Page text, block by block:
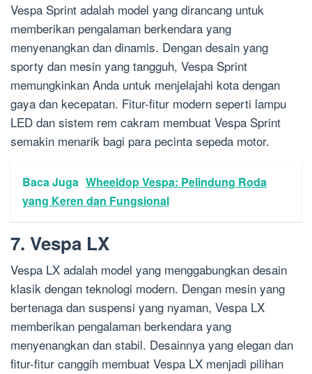
Vespa Sprint adalah model yang dirancang untuk
memberikan pengalaman berkendara yang
menyenangkan dan dinamis. Dengan desain yang
sporty dan mesin yang tangguh, Vespa Sprint
memungkinkan Anda untuk menjelajahi kota dengan
gaya dan kecepatan. Fitur-fitur modern seperti lampu
LED dan sistem rem cakram membuat Vespa Sprint
semakin menarik bagi para pecinta sepeda motor.
Baca Juga Wheeldop Vespa: Pelindung Roda
yang Keren dan Fungsional
7. Vespa LX
Vespa LX adalah model yang menggabungkan desain
klasik dengan teknologi modern. Dengan mesin yang
bertenaga dan suspensi yang nyaman, Vespa LX
memberikan pengalaman berkendara yang
menyenangkan dan stabil. Desainnya yang elegan dan
fitur-fitur canggih membuat Vespa LX menjadi pilihan